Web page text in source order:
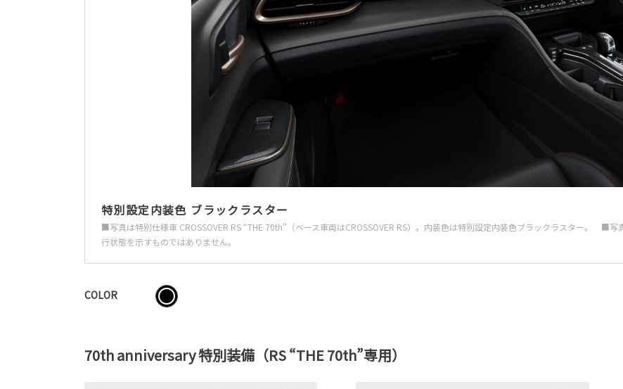
特別設定内装色 ブラックラスター
■写真は特別仕様車 CROSSOVER RS “THE 70th”（ベース車両はCROSSOVER RS）。内装色は特別設定内装色ブラックラスター。 ■
行状態を示すものではありません。
COLOR
70th anniversary 特別装備（RS “THE 70th”専用）